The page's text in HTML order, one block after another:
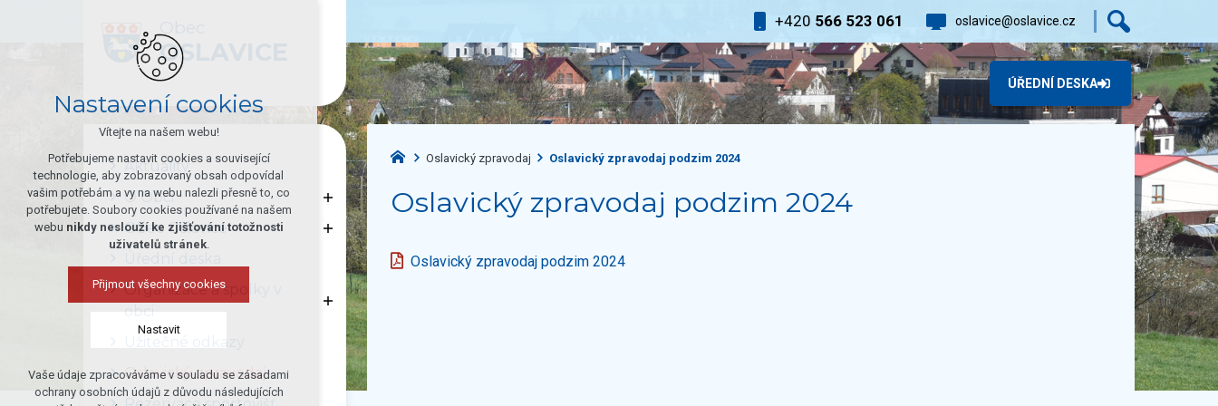
OSLAVICE
+420 566 523 061 oslavice@oslavice.cz
ÚŘEDNÍ DESKA
Oslavický zpravodaj Oslavický zpravodaj podzim 2024
Oslavický zpravodaj podzim 2024
Oslavický zpravodaj podzim 2024
Aktuality
O Obci
Obec Oslavice
Organizace a spolky v
obci
Oslavický zpravodaj
Nastavení cookies
Vítejte na našem webu!
Potřebujeme nastavit cookies a související
technologie, aby zobrazovaný obsah odpovídal
vašim potřebám a vy na webu nalezli přesně to, co
potřebujete. Soubory cookies používané na našem
webu nikdy neslouží ke zjišťování totožnosti
uživatelů stránek.
Přijmout všechny cookies
Nastavit
Technická cookies
Vaše údaje zpracováváme v souladu se zásadami
ochrany osobních údajů z důvodu následujících